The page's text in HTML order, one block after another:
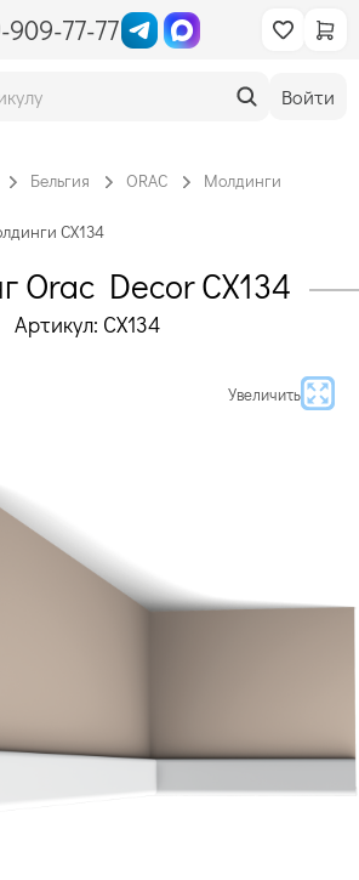
909-77-77
Войти
Бельгия ORAC Молдинги
CX134
Orac Decor CX134
Артикул: CX134
Увеличить